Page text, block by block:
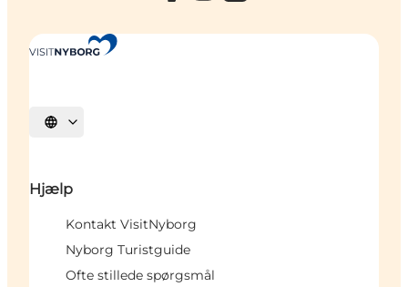
Vælg sprog
Hjælp
Kontakt VisitNyborg
Nyborg Turistguide
Ofte stillede spørgsmål